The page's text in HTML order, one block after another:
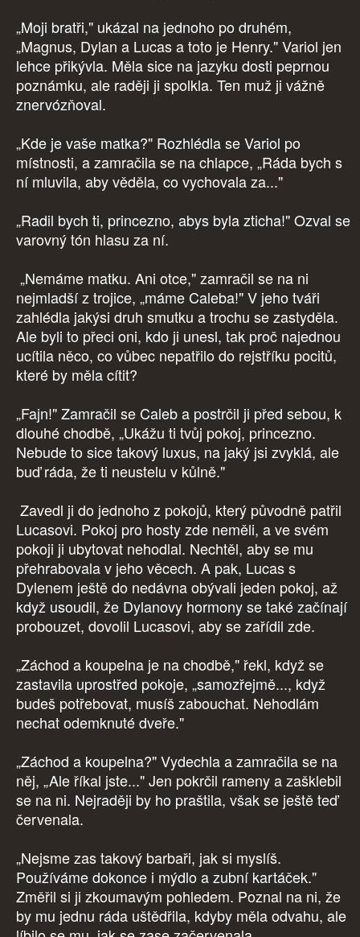
„Moji bratři," ukázal na jednoho po druhém,
„Magnus, Dylan a Lucas a toto je Henry." Variol jen
lehce přikývla. Měla sice na jazyku dosti peprnou
poznámku, ale raději ji spolkla. Ten muž ji vážně
znervózňoval.
„Kde je vaše matka?" Rozhlédla se Variol po
místnosti, a zamračila se na chlapce, „Ráda bych s
ní mluvila, aby věděla, co vychovala za..."
„Radil bych ti, princezno, abys byla zticha!" Ozval se
varovný tón hlasu za ní.
„Nemáme matku. Ani otce," zamračil se na ni
nejmladší z trojice, „máme Caleba!" V jeho tváři
zahlédla jakýsi druh smutku a trochu se zastyděla.
Ale byli to přeci oni, kdo ji unesl, tak proč najednou
ucítila něco, co vůbec nepatřilo do rejstříku pocitů,
které by měla cítit?
„Fajn!" Zamračil se Caleb a postrčil ji před sebou, k
dlouhé chodbě, „Ukážu ti tvůj pokoj, princezno.
Nebude to sice takový luxus, na jaký jsi zvyklá, ale
buď ráda, že ti neustelu v kůlně."
Zavedl ji do jednoho z pokojů, který původně patřil
Lucasovi. Pokoj pro hosty zde neměli, a ve svém
pokoji ji ubytovat nehodlal. Nechtěl, aby se mu
přehrabovala v jeho věcech. A pak, Lucas s
Dylenem ještě do nedávna obývali jeden pokoj, až
když usoudil, že Dylanovy hormony se také začínají
probouzet, dovolil Lucasovi, aby se zařídil zde.
„Záchod a koupelna je na chodbě," řekl, když se
zastavila uprostřed pokoje, „samozřejmě..., když
budeš potřebovat, musíš zabouchat. Nehodlám
nechat odemknuté dveře."
„Záchod a koupelna?" Vydechla a zamračila se na
něj, „Ale říkal jste..." Jen pokrčil rameny a zašklebil
se na ni. Nejraději by ho praštila, však se ještě teď
červenala.
„Nejsme zas takový barbaři, jak si myslíš.
Používáme dokonce i mýdlo a zubní kartáček."
Změřil si ji zkoumavým pohledem. Poznal na ni, že
by mu jednu ráda uštědřila, kdyby měla odvahu, ale